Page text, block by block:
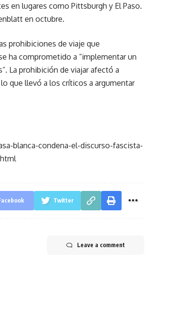
en lugares como Pittsburgh y El Paso.
en octubre.
prohibiciones de viaje que
ha comprometido a “implementar un
La prohibición de viajar afectó a
que llevó a los críticos a argumentar
blanca-condena-el-discurso-fascista-
Twitter
Leave a comment